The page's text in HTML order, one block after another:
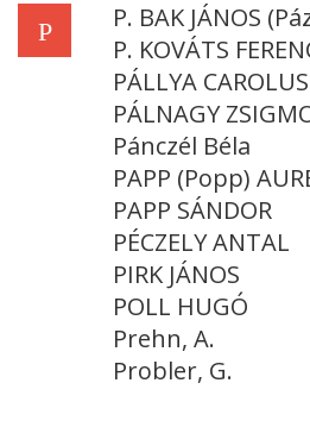
P
P. BAK JÁNOS
P. KOVÁTS
PÁLLYA
PÁLNAGY
Pánczél Béla
PAPP (Popp)
PAPP SÁNDOR
PÉCZELY ANTAL
PIRK JÁNOS
POLL HUGÓ
Prehn, A.
Probler, G.